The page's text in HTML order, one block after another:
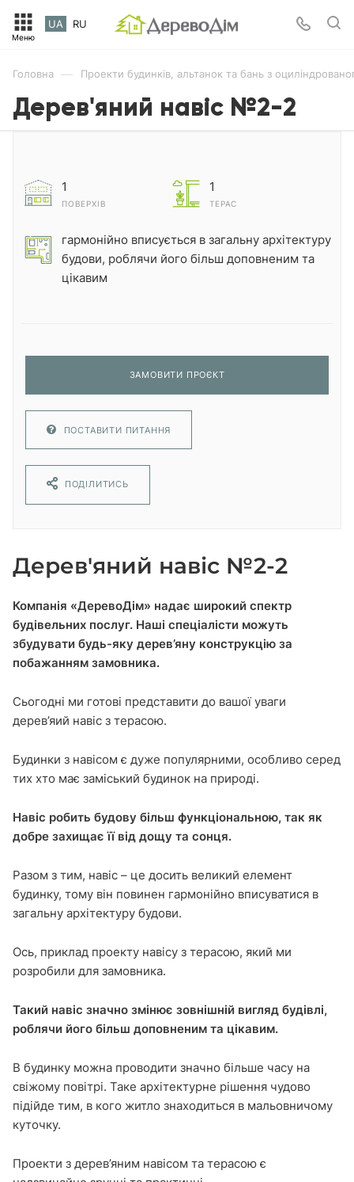
UA RU
Головна — Проекти будинків, альтанок та бань з
Дерев'яний навіс №2-2
1
ПОВЕРХІВ
1
ТЕРАС
гармонійно вписується в загальну архітектуру
будови, роблячи його більш доповненим та
цікавим
ЗАМОВИТИ ПРОЄКТ
ПОСТАВИТИ ПИТАННЯ
ПОДІЛИТИСЬ
Дерев'яний навіс №2-2
Компанія «ДеревоДім» надає широкий спектр
будівельних послуг. Наші спеціалісти можуть
збудувати будь-яку дерев’яну конструкцію за
побажанням замовника.
Сьогодні ми готові представити до вашої уваги
дерев’яий навіс з терасою.
Будинки з навісом є дуже популярними, особливо серед
тих хто має заміський будинок на природі.
Навіс робить будову більш функціональною, так як
добре захищає її від дощу та сонця.
Разом з тим, навіс – це досить великий елемент
будинку, тому він повинен гармонійно вписуватися в
загальну архітектуру будови.
Ось, приклад проекту навісу з терасою, який ми
розробили для замовника.
Такий навіс значно змінює зовнішній вигляд будівлі,
роблячи його більш доповненим та цікавим.
В будинку можна проводити значно більше часу на
свіжому повітрі. Таке архітектурне рішення чудово
підійде тим, в кого житло знаходиться в мальовничому
куточку.
Проекти з дерев’яним навісом та терасою є